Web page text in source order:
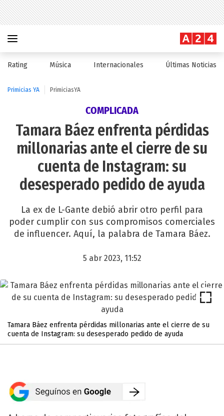
Rating Música Internacionales Últimas Noticias
Primicias YA PrimiciasYA
COMPLICADA
Tamara Báez enfrenta pérdidas
millonarias ante el cierre de su
cuenta de Instagram: su
desesperado pedido de ayuda
La ex de L-Gante debió abrir otro perfil para
poder cumplir con sus compromisos comerciales
de influencer. Aquí, la palabra de Tamara Báez.
5 abr 2023, 11:52
Tamara Báez enfrenta pérdidas millonarias ante el cierre de su
cuenta de Instagram: su desesperado pedido de ayuda